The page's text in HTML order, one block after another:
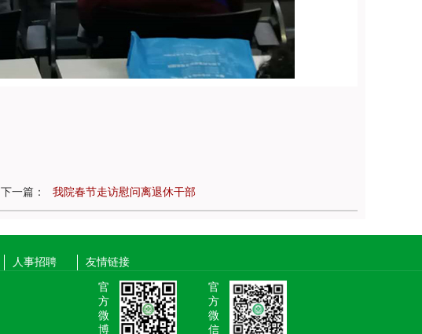
下一篇： 我院春节走访慰问离退休干部
人事招聘 友情链接
官
方
微
博
官
方
微
信